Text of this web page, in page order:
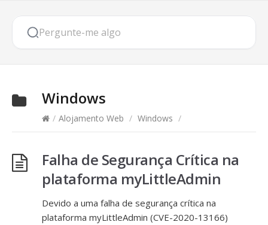
Windows
/ Alojamento Web / Windows /
Falha de Segurança Crítica na
plataforma myLittleAdmin
Devido a uma falha de segurança crítica na
plataforma myLittleAdmin (CVE-2020-13166)